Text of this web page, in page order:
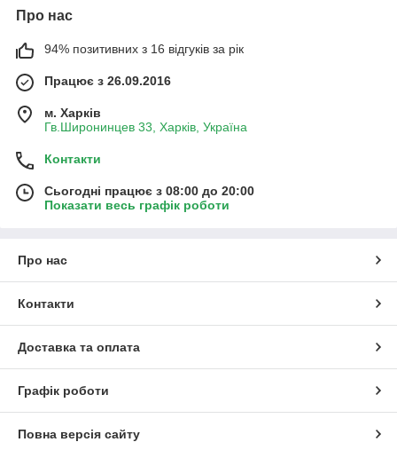
Про нас
94% позитивних з 16 відгуків за рік
Працює з 26.09.2016
м. Харків
Гв.Широнинцев 33, Харків, Україна
Контакти
Сьогодні працює з 08:00 до 20:00
Показати весь графік роботи
Про нас
Контакти
Доставка та оплата
Графік роботи
Повна версія сайту